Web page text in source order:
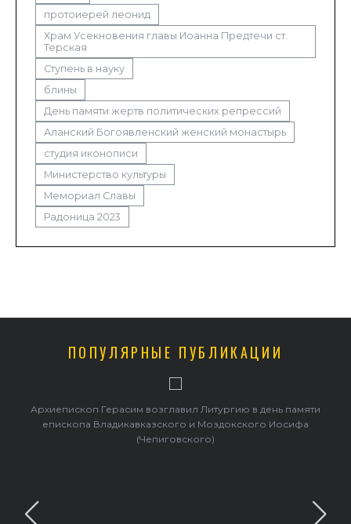
протоиерей леонид
Храм Усекновения главы Иоанна Предтечи ст.
Терская
Ступень в науку
блины
День памяти жертв политических репрессий
Аланский Богоявленский женский монастырь
студия иконописи
Министерство культуры
Мемориал Славы
Радоница 2023
ПОПУЛЯРНЫЕ ПУБЛИКАЦИИ
Архиепископ Герасим возглавил Литургию в день памяти
епископа Владикавказского и Моздокского Иосифа
(Чепиговского)